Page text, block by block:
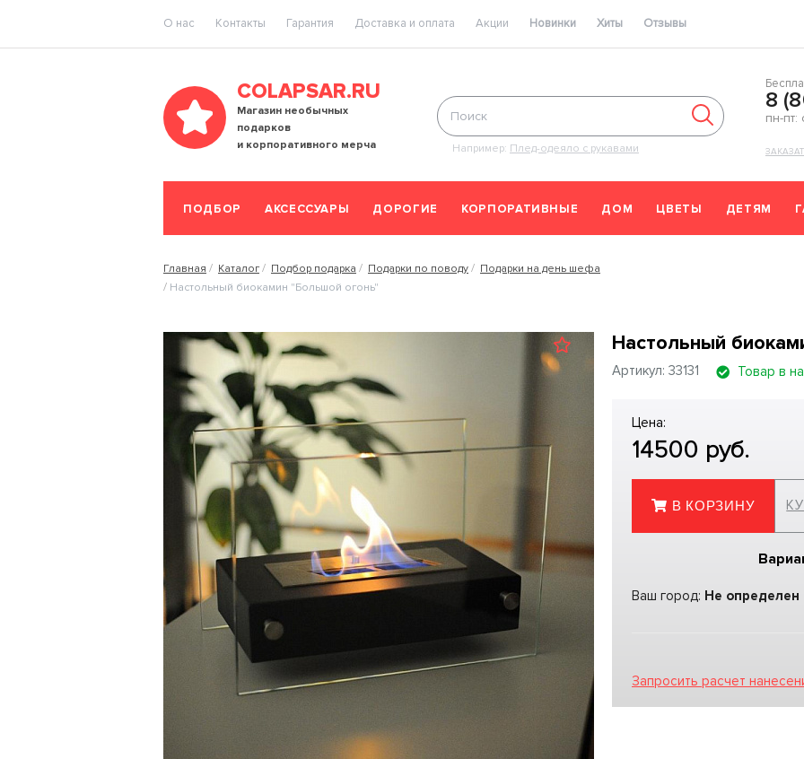
O нас Контакты Гарантия Доставка и оплата Акции Новинки Хиты Отзывы
COLAPSAR.RU
Магазин необычных
подарков
и корпоративного мерча
Например: Плед-одеяло с рукавами
8
пн-пт:
ПОДБОР АКСЕССУАРЫ ДОРОГИЕ КОРПОРАТИВНЫЕ ДОМ ЦВЕТЫ ДЕТЯМ
Главная Каталог Подбор подарка Подарки по поводу
Подарки на день шефа
Настольный биокамин "Большой огонь"
Настольный
Артикул: 33131 Товар в
Цена:
14500 руб.
В КОРЗИНУ
Ваш город: Не определен
Запросить расчет